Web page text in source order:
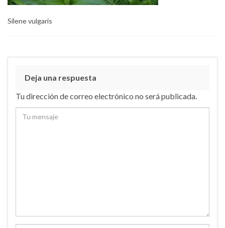
Silene vulgaris
Deja una respuesta
Tu dirección de correo electrónico no será publicada.